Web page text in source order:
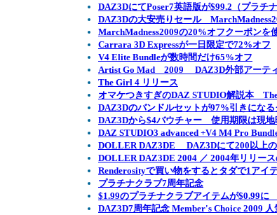
DAZ3DにてPoser7英語版が$99.2（プラチナ
DAZ3Dの大安売りセール
MarchMadness2009の20%オフクーポンを
Carrara 3D Expressが一日限定で72%オフ
V4 Elite Bundleが数時間だけ65%オフ
Artist Go Mad 2009 DAZ3D外部アーテ
The Girl 4 リリース
オマケつきすぎのDAZ STUDIO解説本
DAZ3Dのバンドルセットが97%引きにな
DAZ3Dから$4バウチャー 使用期限は現地
DAZ STUDIO3 advanced +V4 M4 Pro
DOLLER DAZ3DE DAZ3Dにて200以上
DOLLER DAZ3DE 2004 ／ 2004年リリー
Renderosityで買い物をするとタダで1アイ
プラチナクラブ7周年記念
$1.99のプラチナクラブアイテムが$0.99
DAZ3D7周年記念 Member's Choice 2009